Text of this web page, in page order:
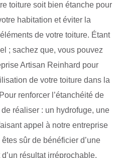
toiture soit bien étanche pour
habitation et éviter la
de votre toiture. Étant
; sachez que, vous pouvez
Artisan Reinhard pour
de votre toiture dans la
renforcer l’étanchéité de
réaliser : un hydrofuge, une
appel à notre entreprise
sûr de bénéficier d’une
résultat irréprochable.